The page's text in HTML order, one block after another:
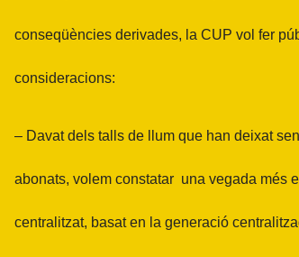
conseqüències derivades, la CUP vol fer
consideracions:
– Davat dels talls de llum que han deixat
abonats, volem constatar una vegada més
centralitzat, basat en la generació